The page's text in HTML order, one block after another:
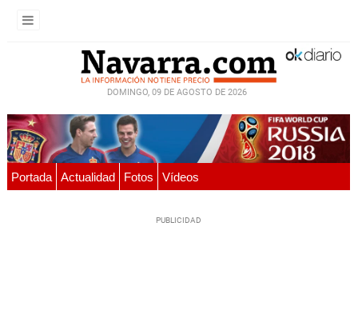
DOMINGO, 09 DE AGOSTO DE 2026
Portada Actualidad Fotos Vídeos